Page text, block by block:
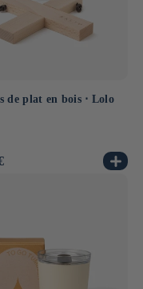
de plat en bois ⋅ Lolo